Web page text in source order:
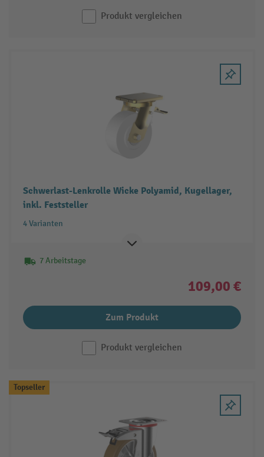
Produkt vergleichen
Schwerlast-Lenkrolle Wicke Polyamid, Kugellager,
inkl. Feststeller
4 Varianten
7 Arbeitstage
109,00 €
Zum Produkt
Produkt vergleichen
Topseller